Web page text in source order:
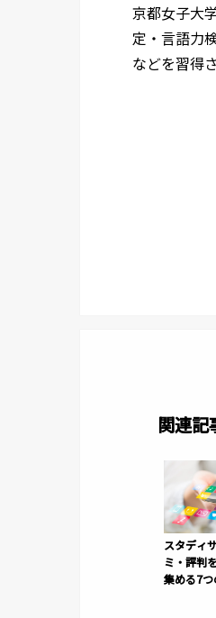
京都女子大
定・言語力
などを習得
関連記
スタディ
ミ・評判
集める7つ